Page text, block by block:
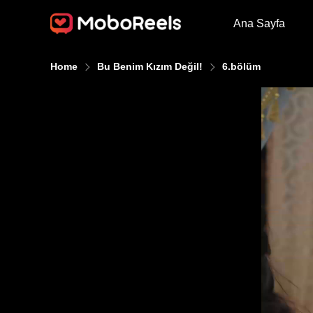
Ana Sayfa
Home Bu Benim Kızım Değil! 6.bölüm